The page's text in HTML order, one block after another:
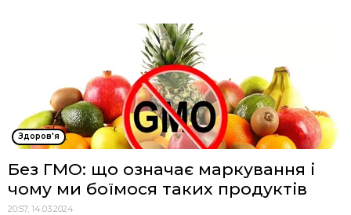
Здоров'я
Без ГМО: що означає маркування і
чому ми боїмося таких продуктів
20:57, 14.03.2024